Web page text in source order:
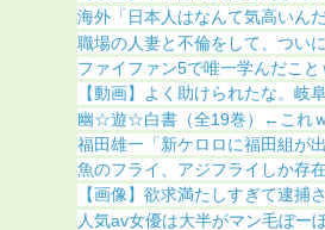
海外「日本人はなんて気高いん
職場の人妻と不倫をして、ついに
ファイファン5で唯一学んだこと
【動画】よく助けられたな。岐
幽☆遊☆白書（全19巻）←これ
福田雄一「新ケロロに福田組が
魚のフライ、アジフライしか存
【画像】欲求満たしすぎて逮捕
人気av女優は大半がマン毛ぼー